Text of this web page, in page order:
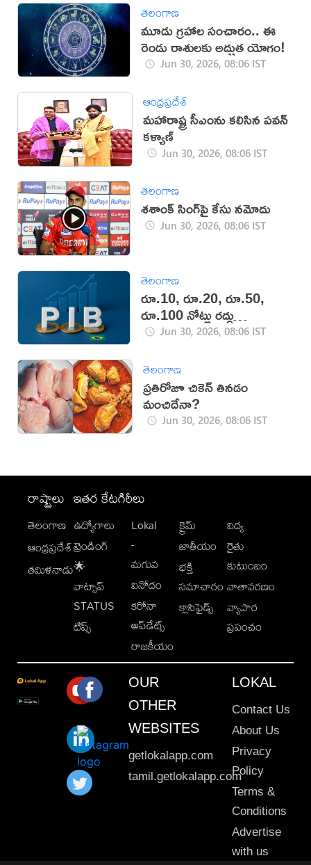
తెలంగాణ
మూడు గ్రహాల సంచారం.. ఈ
రెండు రాశులకు అద్భుత యోగం!
Jun 30, 2026, 08:06 IST
ఆంధ్రప్రదేశ్
మహారాష్ట్ర సీఎంను కలిసిన పవన్
కళ్యాణ్
Jun 30, 2026, 08:06 IST
తెలంగాణ
శశాంక్ సింగ్‌పై కేసు నమోదు
Jun 30, 2026, 08:06 IST
తెలంగాణ
రూ.10, రూ.20, రూ.50,
రూ.100 నోట్లు రద్దు
కానున్నాయా?
Jun 30, 2026, 08:06 IST
తెలంగాణ
ప్రతిరోజూ చికెన్ తినడం
మంచిదేనా?
Jun 30, 2026, 08:06 IST
రాష్ట్రాలు
తెలంగాణ
ఆంధ్రప్రదేశ్
తమిళనాడు
ఇతర కేటగిరీలు
ఉద్యోగాలు
ట్రెండింగ్
🌟
వాట్సాప్
STATUS
టిప్స్
Lokal
-
మగువ
వినోదం
కరోనా
అప్‌డేట్స్
రాజకీయం
క్రైమ్
జాతీయం
భక్తి
సమాచారం
క్లాసిఫైడ్స్
విద్య
రైతు
కుటుంబం
వాతావరణం
వ్యాపార
ప్రపంచం
OUR
OTHER
WEBSITES
getlokalapp.com
tamil.getlokalapp.com
LOKAL
Contact Us
About Us
Privacy
Policy
Terms &
Conditions
Advertise
with us